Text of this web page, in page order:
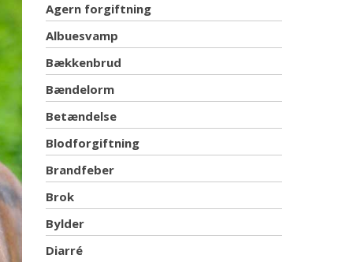
Agern forgiftning
Albuesvamp
Bækkenbrud
Bændelorm
Betændelse
Blodforgiftning
Brandfeber
Brok
Bylder
Diarré